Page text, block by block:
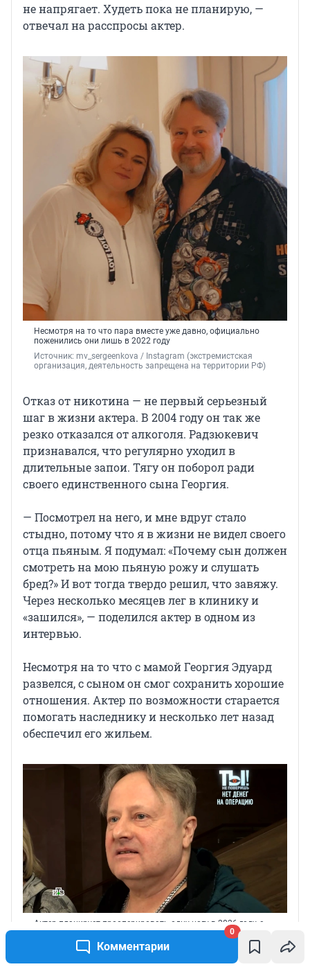
Комментарии
0
не напрягает. Худеть пока не планирую, —
отвечал на расспросы актер.
Несмотря на то что пара вместе уже давно, официально
поженились они лишь в 2022 году
Источник: mv_sergeenkova / Instagram (экстремистская
организация, деятельность запрещена на территории РФ)
Отказ от никотина — не первый серьезный
шаг в жизни актера. В 2004 году он так же
резко отказался от алкоголя. Радзюкевич
признавался, что регулярно уходил в
длительные запои. Тягу он поборол ради
своего единственного сына Георгия.
— Посмотрел на него, и мне вдруг стало
стыдно, потому что я в жизни не видел своего
отца пьяным. Я подумал: «Почему сын должен
смотреть на мою пьяную рожу и слушать
бред?» И вот тогда твердо решил, что завяжу.
Через несколько месяцев лег в клинику и
«зашился», — поделился актер в одном из
интервью.
Несмотря на то что с мамой Георгия Эдуард
развелся, с сыном он смог сохранить хорошие
отношения. Актер по возможности старается
помогать наследнику и несколько лет назад
обеспечил его жильем.
Актер планирует прооперировать одну ногу в 2026 году, а
вторую — уже в следующем
кадр из программы «Ты не поверишь» (18+), НТВ,